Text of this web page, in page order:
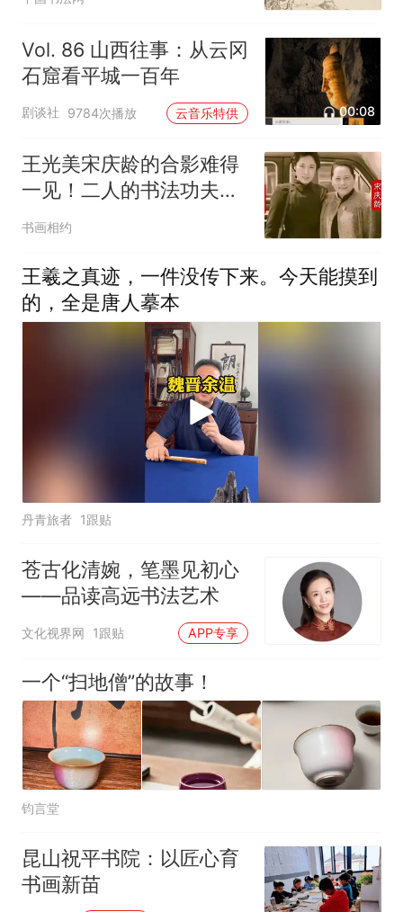
Vol. 86 山西往事：从云冈
石窟看平城一百年
剧谈社 9784次播放 云音乐特供 00:08
王光美宋庆龄的合影难得
一见！二人的书法功夫深
厚！但格调不同！欧体古
书画相约
王羲之真迹，一件没传下来。今天能摸到
的，全是唐人摹本
丹青旅者 1跟贴
苍古化清婉，笔墨见初心
——品读高远书法艺术
文化视界网 1跟贴 APP专享
一个“扫地僧”的故事！
钧言堂
昆山祝平书院：以匠心育
书画新苗